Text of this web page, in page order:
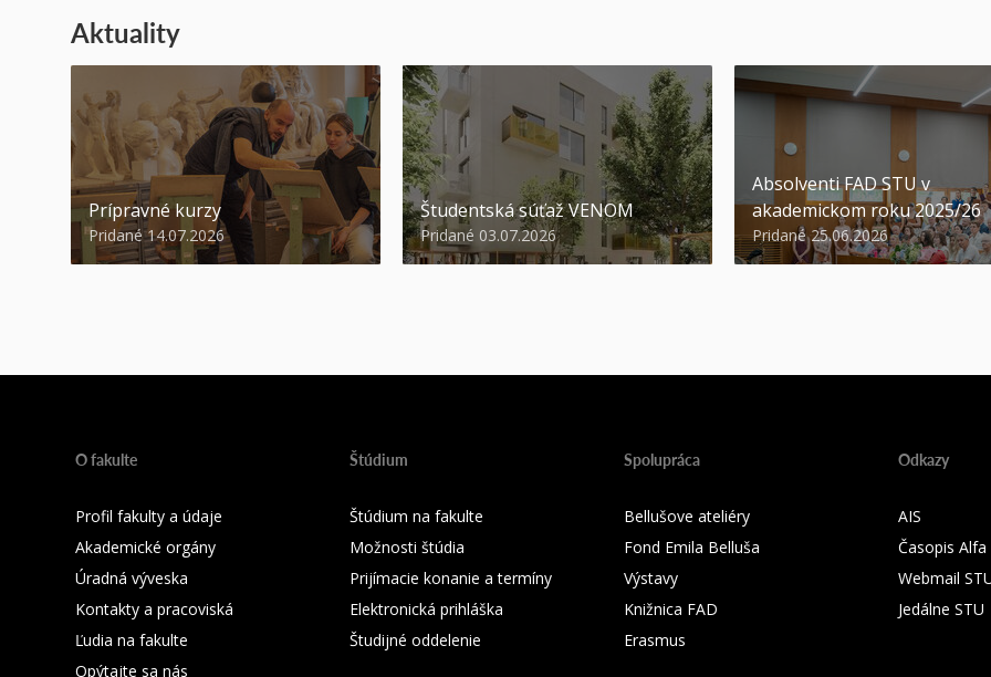
Aktuality
Prípravné kurzy
Pridané 14.07.2026
Študentská súťaž VENOM
Pridané 03.07.2026
Absolventi FAD STU v
akademickom roku 2025/26
Pridané 25.06.2026
O fakulte
Profil fakulty a údaje
Akademické orgány
Úradná výveska
Kontakty a pracoviská
Ľudia na fakulte
Opýtajte sa nás
Štúdium
Štúdium na fakulte
Možnosti štúdia
Prijímacie konanie a termíny
Elektronická prihláška
Študijné oddelenie
Spolupráca
Bellušove ateliéry
Fond Emila Belluša
Výstavy
Knižnica FAD
Erasmus
Odkazy
AIS
Časopis Alfa
Webmail
Jedálne STU